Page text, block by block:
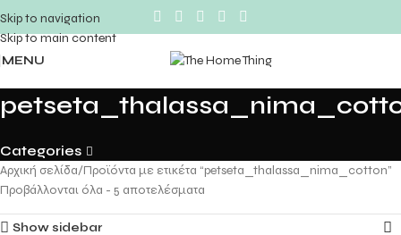
Skip to navigation
Skip to main content
MENU
Categories
Αρχική σελίδα Προϊόντα με ετικέτα “petseta_thalassa_nima_cotton”
Προβάλλονται όλα - 5 αποτελέσματα
Show sidebar